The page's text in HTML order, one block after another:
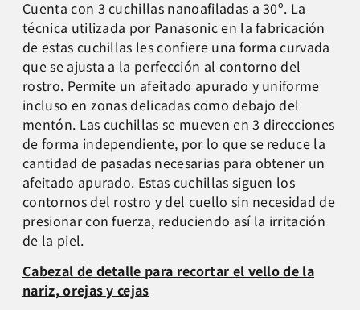
Cuenta con 3 cuchillas nanoafiladas a 30º. La
técnica utilizada por Panasonic en la fabricación
de estas cuchillas les confiere una forma curvada
que se ajusta a la perfección al contorno del
rostro. Permite un afeitado apurado y uniforme
incluso en zonas delicadas como debajo del
mentón. Las cuchillas se mueven en 3 direcciones
de forma independiente, por lo que se reduce la
cantidad de pasadas necesarias para obtener un
afeitado apurado. Estas cuchillas siguen los
contornos del rostro y del cuello sin necesidad de
presionar con fuerza, reduciendo así la irritación
de la piel.
Cabezal de detalle para recortar el vello de la
nariz, orejas y cejas